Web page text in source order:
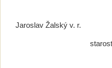
Jaroslav Žalský v. r.